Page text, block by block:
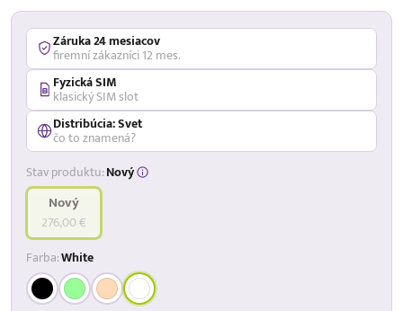
Záruka 24 mesiacov
firemní zákazníci 12 mes.
Fyzická SIM
klasický SIM slot
Distribúcia: Svet
čo to znamená?
Stav produktu:Nový
Nový
276,00 €
Farba:White